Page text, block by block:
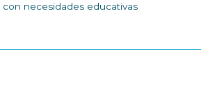
necesidades educativas